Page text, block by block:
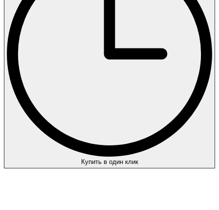
Купить в один клик